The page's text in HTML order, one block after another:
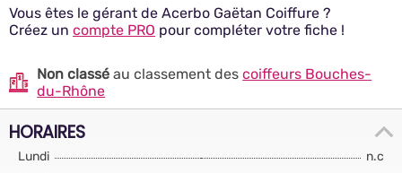
Vous êtes le gérant de Acerbo Gaëtan Coiffure ?
Créez un compte PRO pour compléter votre fiche !
Non classé au classement descoiffeurs Bouches-
du-Rhône
HORAIRES
Lundi
n.c